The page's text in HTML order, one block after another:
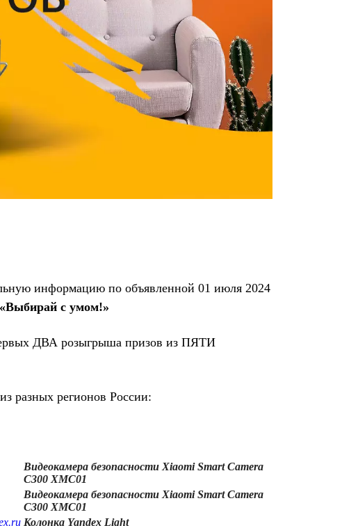
информацию по объявленной 01 июля 2024
«Выбирай с умом!»
ДВА розыгрыша призов из ПЯТИ
разных регионов России:
Видеокамера безопасности Xiaomi Smart Camera
C300 XMC01
Видеокамера безопасности Xiaomi Smart Camera
C300 XMC01
Колонка Yandex Light